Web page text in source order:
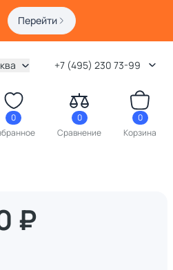
Перейти
+7 (495) 230 73-99
0
0
Сравнение
0
Корзина
₽